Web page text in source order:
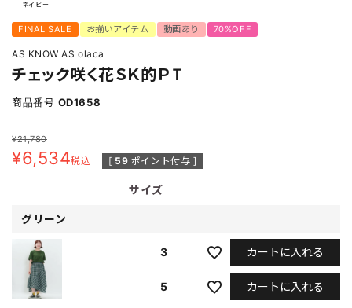
ネイビー
FINAL SALE お揃いアイテム 動画あり 70%OFF
AS KNOW AS olaca
チェック咲く花ＳＫ的ＰＴ
商品番号 OD1658
¥21,780
¥6,534税込 [ 59 ポイント付与 ]
サイズ
グリーン
3 カートに入れる
5 カートに入れる